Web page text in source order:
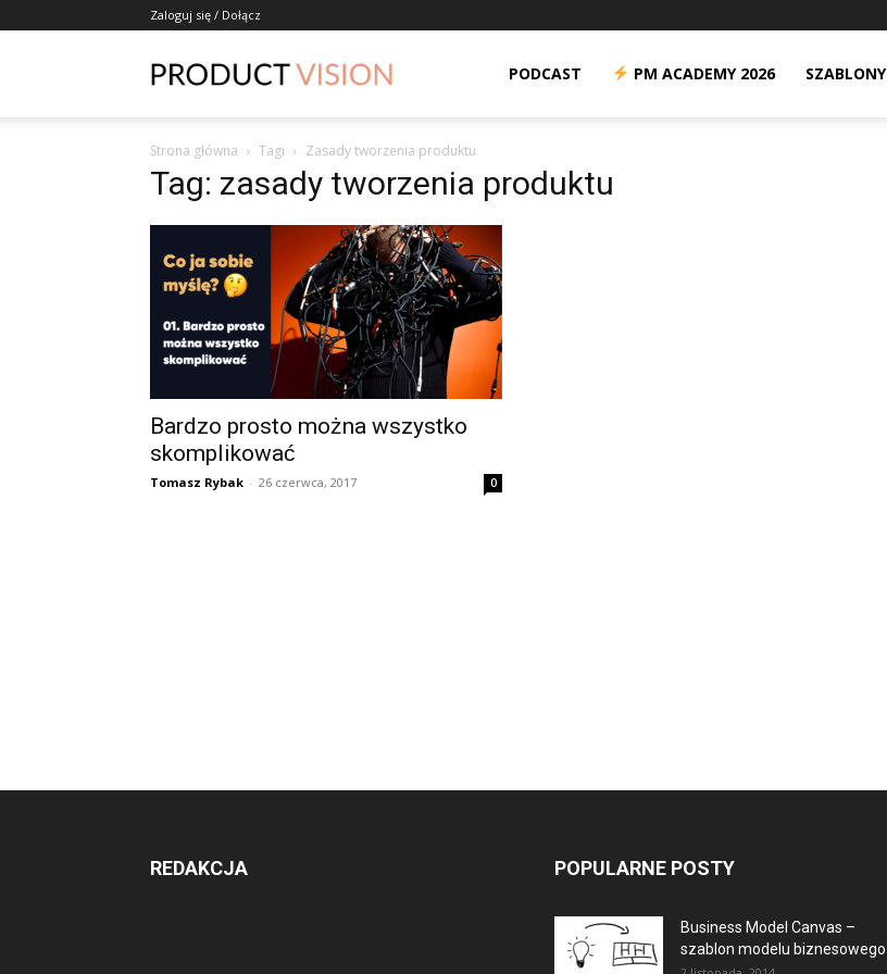
Zaloguj się / Dołącz
PODCAST PM ACADEMY 2026 SZABLONY
Strona główna Tagi Zasady tworzenia produktu
Tag: zasady tworzenia produktu
Bardzo prosto można wszystko
skomplikować
Tomasz Rybak - 26 czerwca, 2017 0
REDAKCJA POPULARNE POSTY
Business Model Canvas –
szablon modelu biznesowego